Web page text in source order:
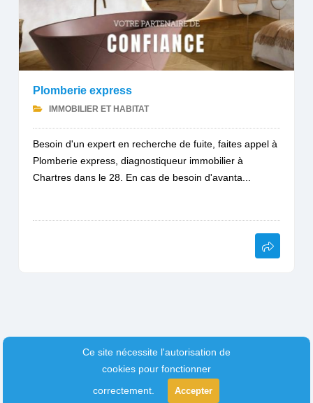
Plomberie express
IMMOBILIER ET HABITAT
Besoin d'un expert en recherche de fuite, faites appel à
Plomberie express, diagnostiqueur immobilier à
Chartres dans le 28. En cas de besoin d'avanta...
Ce site nécessite l'autorisation de
cookies pour fonctionner
correctement.
Accepter